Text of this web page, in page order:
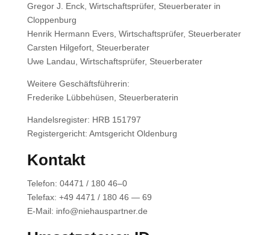
Gre­gor J. Enck, Wirt­schafts­prü­fer, Steu­er­be­ra­ter in
Clop­pen­burg
Hen­rik Her­mann Evers, Wirt­schafts­prü­fer, Steu­er­be­ra­ter
Cars­ten Hil­ge­fort, Steu­er­be­ra­ter
Uwe Land­au, Wirt­schafts­prü­fer, Steu­er­be­ra­ter
Wei­te­re Geschäfts­füh­re­rin:
Fre­de­ri­ke Lüb­be­hü­sen, Steu­er­be­ra­te­rin
Han­dels­re­gis­ter: HRB 151797
Regis­ter­ge­richt: Amts­ge­richt Olden­burg
Kon­takt
Tele­fon: 04471 / 180 46–0
Tele­fax: +49 4471 / 180 46 — 69
E‑Mail: info@niehauspartner.de